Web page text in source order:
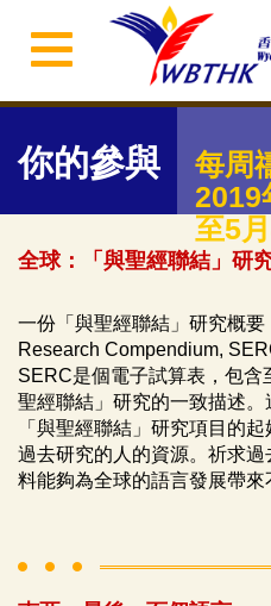
你的參與
每周
2019
至5
全球：「與聖經聯結」研
一份「與聖經聯結」研究概
Research Compendium,
SERC是個電子試算表，包
聖經聯結」研究的一致描述
「與聖經聯結」研究項目的
過去研究的人的資源。祈求
料能夠為全球的語言發展帶來